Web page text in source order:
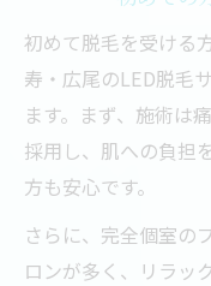
初めて脱毛を受ける
寿・広尾のLED脱毛
ます。まず、施術は
採用し、肌への負担
方も安心です。
さらに、完全個室の
ロンが多く、リラッ